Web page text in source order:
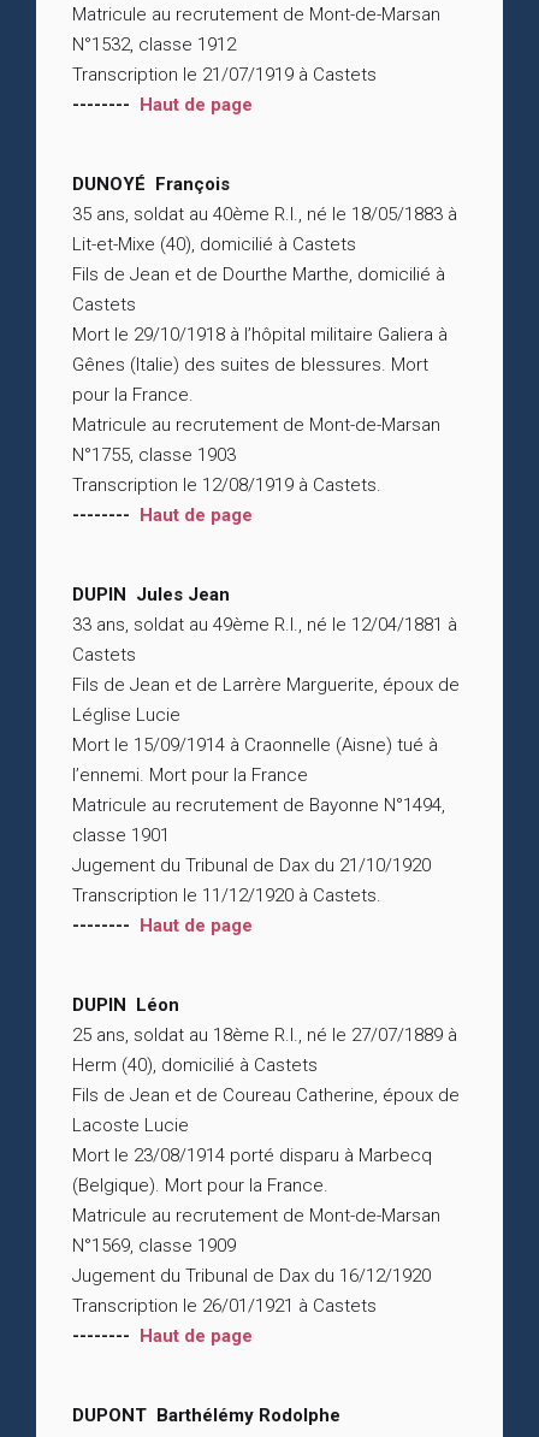
Matricule au recrutement de Mont-de-Marsan
N°1532, classe 1912
Transcription le 21/07/1919 à Castets
-------- Haut de page
DUNOYÉ François
35 ans, soldat au 40ème R.I., né le 18/05/1883 à
Lit-et-Mixe (40), domicilié à Castets
Fils de Jean et de Dourthe Marthe, domicilié à
Castets
Mort le 29/10/1918 à l’hôpital militaire Galiera à
Gênes (Italie) des suites de blessures. Mort
pour la France.
Matricule au recrutement de Mont-de-Marsan
N°1755, classe 1903
Transcription le 12/08/1919 à Castets.
-------- Haut de page
DUPIN Jules Jean
33 ans, soldat au 49ème R.I., né le 12/04/1881 à
Castets
Fils de Jean et de Larrère Marguerite, époux de
Léglise Lucie
Mort le 15/09/1914 à Craonnelle (Aisne) tué à
l’ennemi. Mort pour la France
Matricule au recrutement de Bayonne N°1494,
classe 1901
Jugement du Tribunal de Dax du 21/10/1920
Transcription le 11/12/1920 à Castets.
-------- Haut de page
DUPIN Léon
25 ans, soldat au 18ème R.I., né le 27/07/1889 à
Herm (40), domicilié à Castets
Fils de Jean et de Coureau Catherine, époux de
Lacoste Lucie
Mort le 23/08/1914 porté disparu à Marbecq
(Belgique). Mort pour la France.
Matricule au recrutement de Mont-de-Marsan
N°1569, classe 1909
Jugement du Tribunal de Dax du 16/12/1920
Transcription le 26/01/1921 à Castets
-------- Haut de page
DUPONT Barthélémy Rodolphe